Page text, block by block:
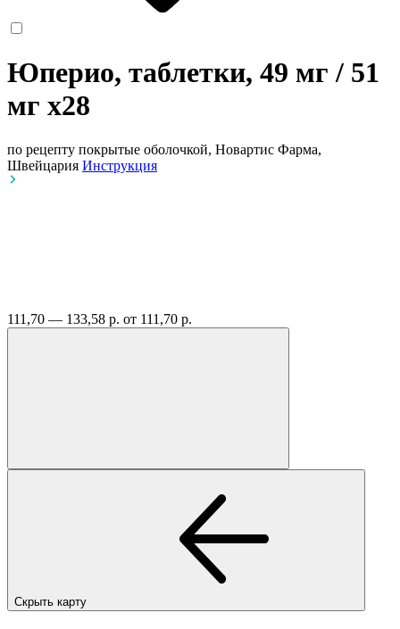
Юперио, таблетки, 49 мг / 51
мг x28
по рецепту покрытые оболочкой, Новартис Фарма,
Швейцария Инструкция
111,70 — 133,58 р. от 111,70 р.
Скрыть карту